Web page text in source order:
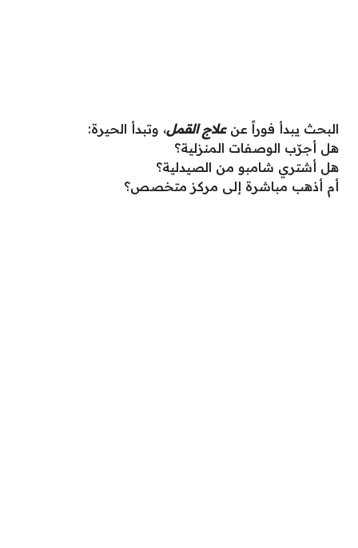
البحث يبدأ فوراً عنعلاج القمل، وتبدأ الحيرة:
هل أجرّب الوصفات المنزلية؟
هل أشتري شامبو من الصيدلية؟
أم أذهب مباشرة إلى مركز متخصص؟